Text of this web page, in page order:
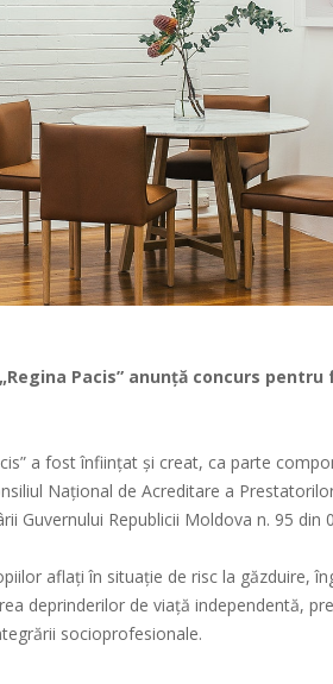
Pacis” anunță concurs pentru
a fost înființat şi creat, ca parte
Național de Acreditare a
Guvernului Republicii Moldova n. 95 din
aflați în situație de risc la găzduire,
deprinderilor de viață independentă,
socioprofesionale.